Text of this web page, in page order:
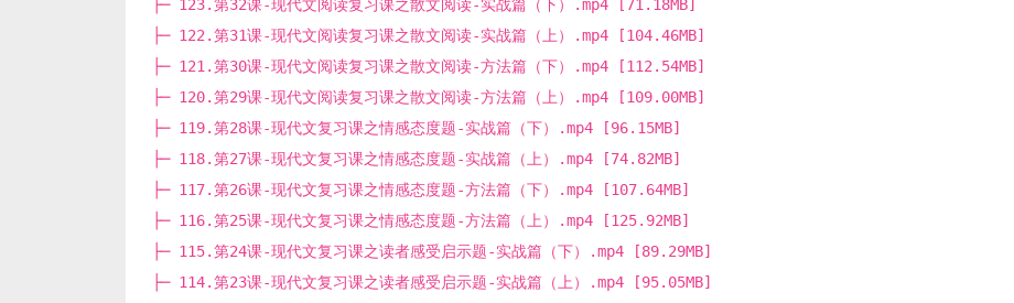
├─ 123.第32课-现代文阅读复习课之散文阅读-实战篇（下）.mp4 [71.18MB]
├─ 122.第31课-现代文阅读复习课之散文阅读-实战篇（上）.mp4 [104.46MB]
├─ 121.第30课-现代文阅读复习课之散文阅读-方法篇（下）.mp4 [112.54MB]
├─ 120.第29课-现代文阅读复习课之散文阅读-方法篇（上）.mp4 [109.00MB]
├─ 119.第28课-现代文复习课之情感态度题-实战篇（下）.mp4 [96.15MB]
├─ 118.第27课-现代文复习课之情感态度题-实战篇（上）.mp4 [74.82MB]
├─ 117.第26课-现代文复习课之情感态度题-方法篇（下）.mp4 [107.64MB]
├─ 116.第25课-现代文复习课之情感态度题-方法篇（上）.mp4 [125.92MB]
├─ 115.第24课-现代文复习课之读者感受启示题-实战篇（下）.mp4 [89.29MB]
├─ 114.第23课-现代文复习课之读者感受启示题-实战篇（上）.mp4 [95.05MB]